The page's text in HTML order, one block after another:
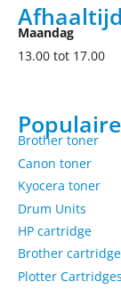
Maandag
13.00 tot 17.00
Brother toner
Canon toner
Kyocera toner
Drum Units
HP cartridge
Brother cartridge
Plotter Cartridges